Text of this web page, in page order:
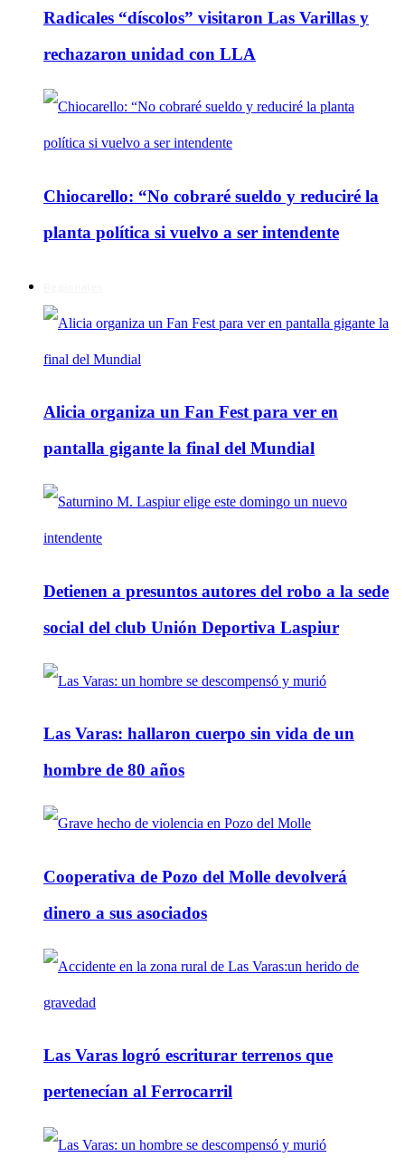
Radicales “díscolos” visitaron Las Varillas y
rechazaron unidad con LLA
Chiocarello: “No cobraré sueldo y reduciré la
planta política si vuelvo a ser intendente
Alicia organiza un Fan Fest para ver en
pantalla gigante la final del Mundial
Detienen a presuntos autores del robo a la sede
social del club Unión Deportiva Laspiur
Las Varas: hallaron cuerpo sin vida de un
hombre de 80 años
Cooperativa de Pozo del Molle devolverá
dinero a sus asociados
Las Varas logró escriturar terrenos que
pertenecían al Ferrocarril